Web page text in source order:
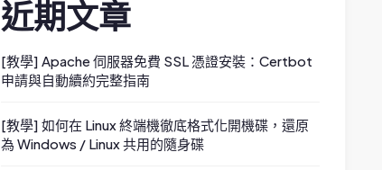
近期文章
[教學] Apache 伺服器免費 SSL 憑證安裝：Certbot
申請與自動續約完整指南
[教學] 如何在 Linux 終端機徹底格式化開機碟，還原
為 Windows / Linux 共用的隨身碟